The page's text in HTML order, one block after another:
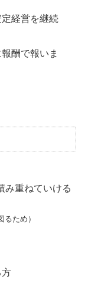
経営を継続
酬で報いま
み重ねていける
ため）
方